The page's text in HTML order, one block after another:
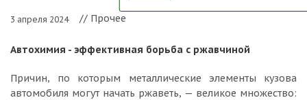
3 апреля 2024 // Прочее
Автохимия - эффективная борьба с ржавчиной
Причин, по которым металлические элементы кузова
автомобиля могут начать ржаветь, — великое множество: